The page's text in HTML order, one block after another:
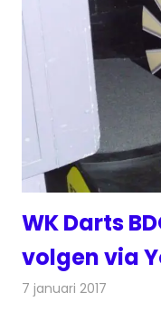
WK Darts
volgen via
7 januari 2017